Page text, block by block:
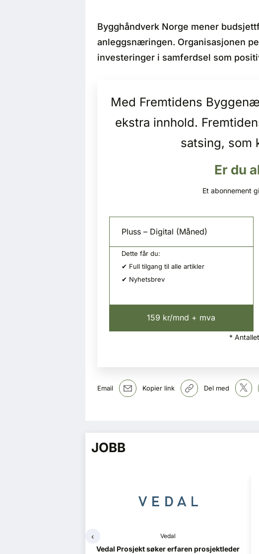
Bygghåndverk Norge mener
anleggsnæringen. Organisasjonen
investeringer i samferdsel som
Med Fremtidens
ekstra innhold.
satsing, som
Er du
Et abonnement
Pluss – Digital (Måned)
Dette får du:
✔ Full tilgang til alle artikler
✔ Nyhetsbrev
159 kr/mnd + mva
*
Email Kopier link Del med
JOBB
Prosjekt søker erfaren prosjektleder
Brannrådgiver / Rådgivende
‹